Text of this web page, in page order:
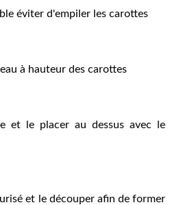
éviter d'empiler les carottes
à hauteur des carottes
et le placer au dessus avec le
et le découper afin de former